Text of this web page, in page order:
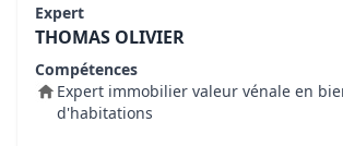
Expert
THOMAS OLIVIER
Compétences
Expert immobilier valeur vénale en
d'habitations